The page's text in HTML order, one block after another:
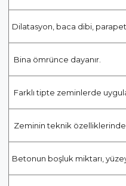
Dilatasyon, baca dibi,
Bina ömrünce dayanır.
Farklı tipte zeminlerde
Zeminin teknik özelliklerinden
Betonun boşluk miktarı,